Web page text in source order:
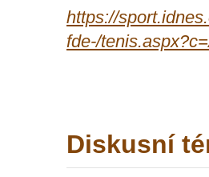
https://
fde-/
Diskusní